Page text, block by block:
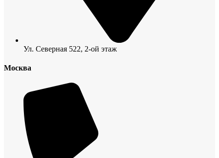
Ул. Северная 522, 2-ой этаж
Москва